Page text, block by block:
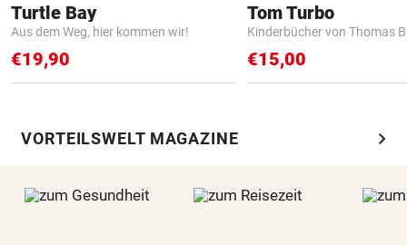
Turtle Bay
Aus dem Weg, hier kommen wir!
€19,90
Tom Turbo
Kinderbücher von Thomas
€15,00
VORTEILSWELT MAGAZINE chevron_right